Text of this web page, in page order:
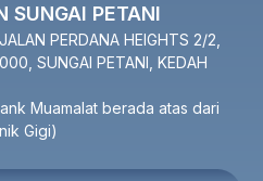
SUNGAI PETANI
PERDANA HEIGHTS 2/2,
SUNGAI PETANI, KEDAH
Muamalat berada atas dari
Gigi)